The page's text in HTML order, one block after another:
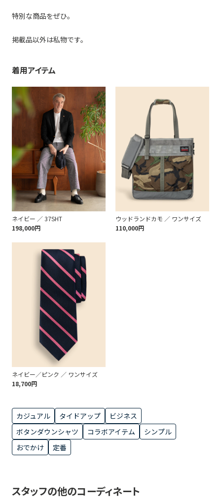
特別な商品をぜひ。
掲載品以外は私物です。
着用アイテム
ネイビー ／ 37SHT
198,000円
ウッドランドカモ ／ ワンサイズ
110,000円
ネイビー／ピンク ／ ワンサイズ
18,700円
カジュアル タイドアップ
ビジネス
ボタンダウンシャツ
コラボアイテム
シンプル
おでかけ
定番
スタッフの他のコーディネート